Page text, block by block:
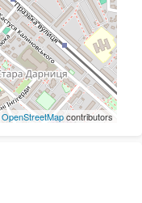
OpenStreetMapcontributors